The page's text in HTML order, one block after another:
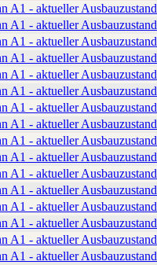
A1 - aktueller Ausbauzustand
A1 - aktueller Ausbauzustand
A1 - aktueller Ausbauzustand
A1 - aktueller Ausbauzustand
A1 - aktueller Ausbauzustand
A1 - aktueller Ausbauzustand
A1 - aktueller Ausbauzustand
A1 - aktueller Ausbauzustand
A1 - aktueller Ausbauzustand
A1 - aktueller Ausbauzustand
A1 - aktueller Ausbauzustand
A1 - aktueller Ausbauzustand
A1 - aktueller Ausbauzustand
A1 - aktueller Ausbauzustand
A1 - aktueller Ausbauzustand
A1 - aktueller Ausbauzustand